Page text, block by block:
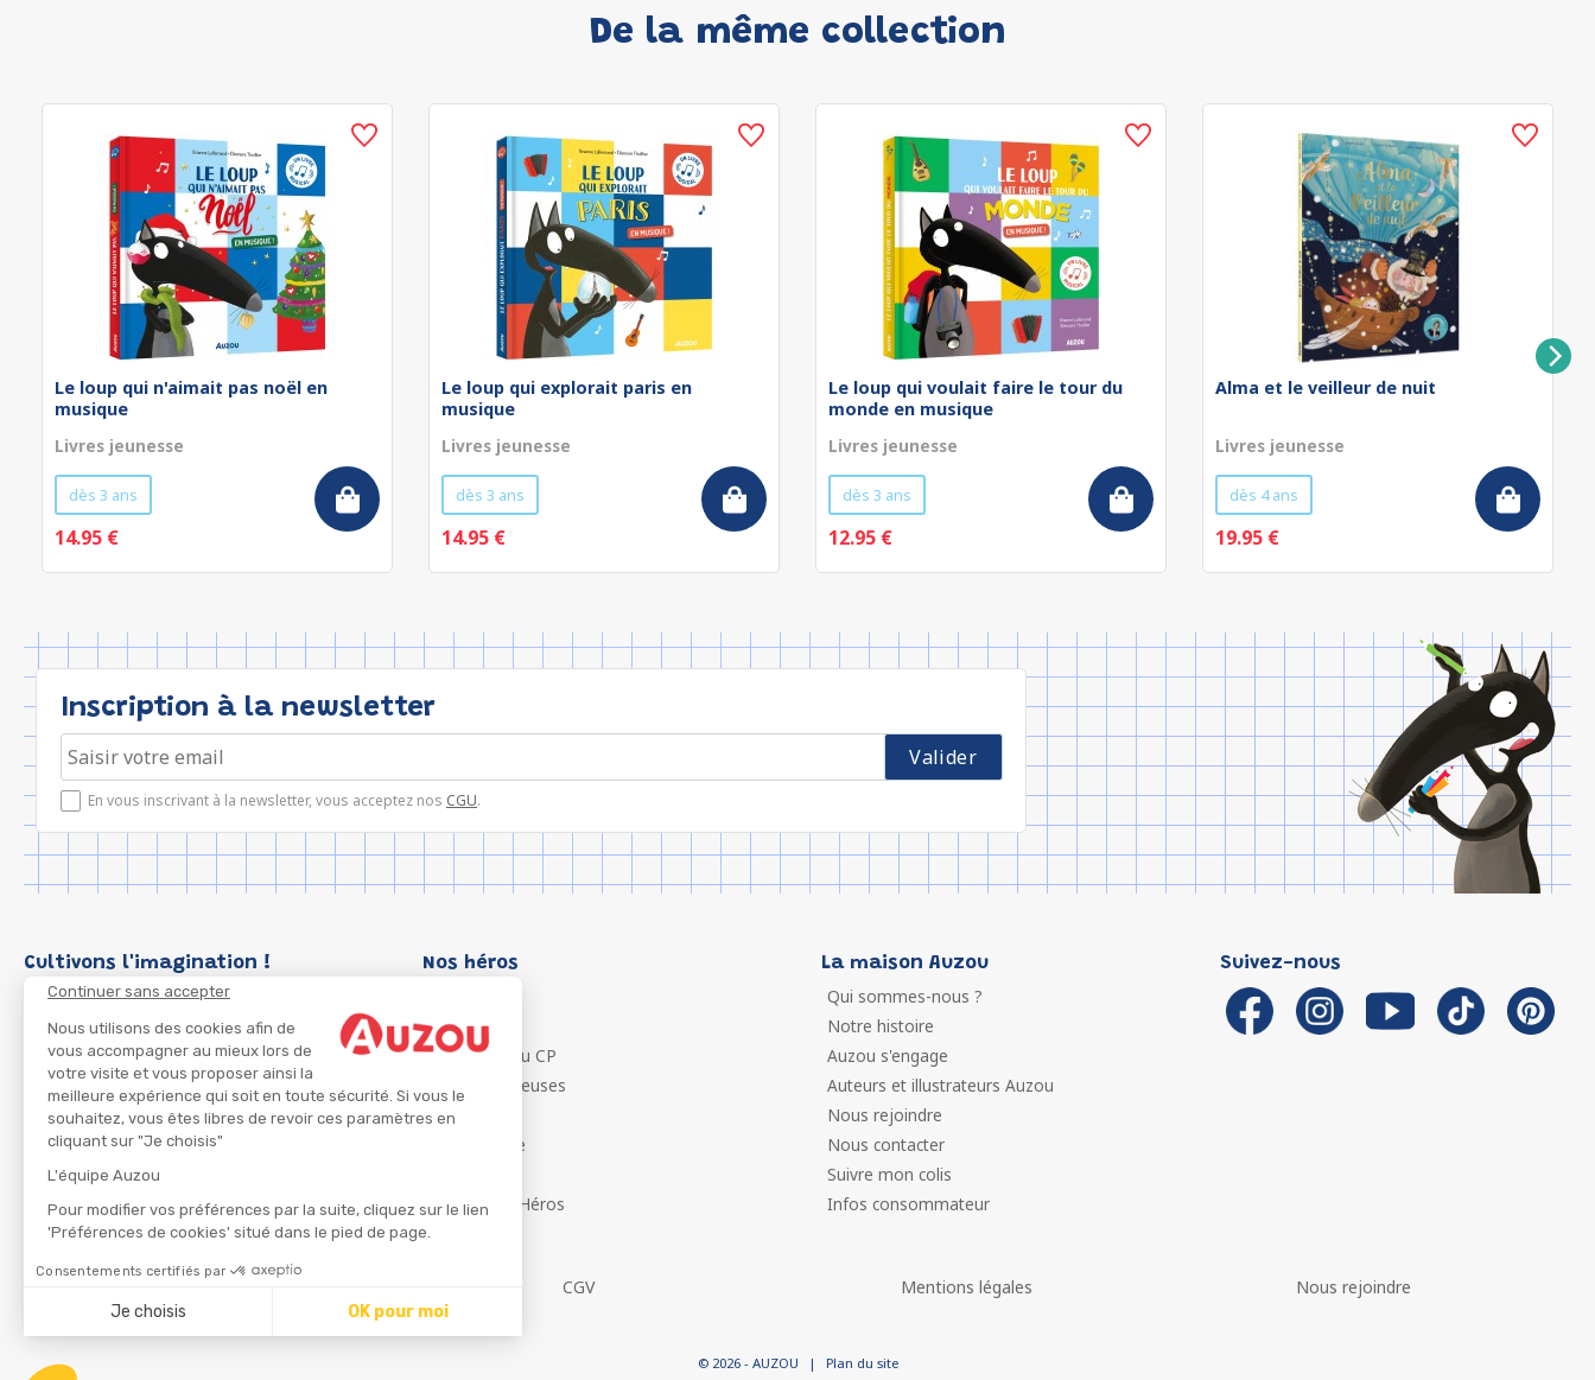
Continuer sans accepter
Nous utilisons des cookies afin de
vous accompagner au mieux lors de
votre visite et vous proposer ainsi la
meilleure expérience qui soit en toute sécurité. Si vous le
souhaitez, vous êtes libres de revoir ces paramètres en
cliquant sur "Je choisis"
L'équipe Auzou
Pour modifier vos préférences par la suite, cliquez sur le lien
'Préférences de cookies' situé dans le pied de page.
Consentements certifiés par
Je choisis OK pour moi
De la même collection
Le loup qui n'aimait pas noël en
musique
Livres jeunesse
dès 3 ans
14.95 €
Le loup qui explorait paris en
musique
Livres jeunesse
dès 3 ans
14.95 €
Le loup qui voulait faire le tour du
monde en musique
Livres jeunesse
dès 3 ans
12.95 €
Alma et le veilleur de nuit
Livres jeunesse
dès 4 ans
19.95 €
Inscription à la newsletter
En vous inscrivant à la newsletter, vous acceptez nos CGU.
Cultivons l'imagination ! Nos héros
P'tit Loup
Les Héros du CP
Les Influenceuses
Migali
Petite Taupe
Ma Boîte à Héros
La maison Auzou
Qui sommes-nous ?
Notre histoire
Auzou s'engage
Auteurs et illustrateurs Auzou
Nous rejoindre
Nous contacter
Suivre mon colis
Infos consommateur
Suivez-nous
CGV Mentions légales Nous rejoindre
© 2026 - AUZOU | Plan du site